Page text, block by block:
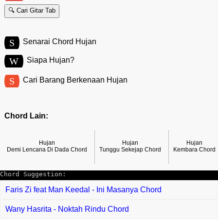
🔍 Cari Gitar Tab
S Senarai Chord Hujan
W Siapa Hujan?
S Cari Barang Berkenaan Hujan
Chord Lain:
Hujan
Demi Lencana Di Dada Chord
Hujan
Tunggu Sekejap Chord
Hujan
Kembara Chord
Chord Suggestion:
Faris Zi feat Man Keedal - Ini Masanya Chord
Wany Hasrita - Noktah Rindu Chord